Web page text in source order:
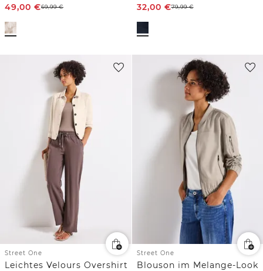
49,00 €69,99€
32,00 €79,99€
Street One
Leichtes Velours Overshirt
Street One
Blouson im Melange-Look